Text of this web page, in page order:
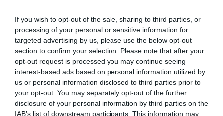
If you wish to opt-out of the sale, sharing to third parties, or
processing of your personal or sensitive information for
targeted advertising by us, please use the below opt-out
section to confirm your selection. Please note that after your
opt-out request is processed you may continue seeing
interest-based ads based on personal information utilized by
us or personal information disclosed to third parties prior to
your opt-out. You may separately opt-out of the further
disclosure of your personal information by third parties on the
IAB’s list of downstream participants. This information may
MISSA INTE KOMMANDE ARTIKLAR OM
BILFRÅGAN